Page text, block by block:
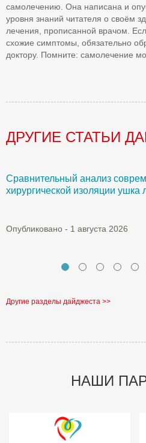
самолечению. Она написана и
уровня знаний читателя о своём
лечения, прописанной врачом.
схожие симптомы, обязательно
доктору. Помните: самолечение
ДРУГИЕ СТАТЬИ
Сравнительный анализ
хирургической изоляции ушка
Опубликовано - 1 августа 2026
Другие разделы дайджеста >>
НАШИ